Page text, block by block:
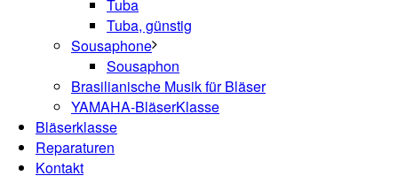
Tuba
Tuba, günstig
Sousaphone
Sousaphon
Brasilianische Musik für Bläser
YAMAHA-BläserKlasse
Bläserklasse
Reparaturen
Kontakt